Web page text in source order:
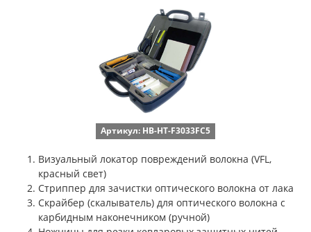
Артикул: HB-HT-F3033FC5
Визуальный локатор повреждений волокна (VFL,
красный свет)
Стриппер для зачистки оптического волокна от лака
Скрайбер (скалыватель) для оптического волокна с
карбидным наконечником (ручной)